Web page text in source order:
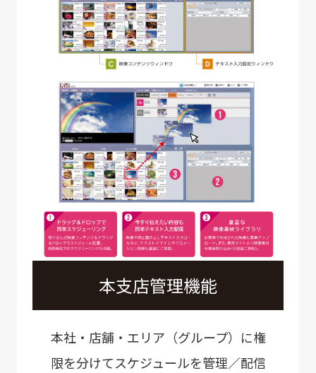
本支店管理機能
本社・店舗・エリア（グループ）に権
限を分けてスケジュールを管理／配信